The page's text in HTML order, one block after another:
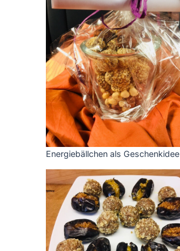
Energiebällchen als Geschenkidee